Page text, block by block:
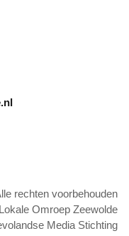
Alle rechten voorbehouden
Omroep Zeewolde
Media Stichting